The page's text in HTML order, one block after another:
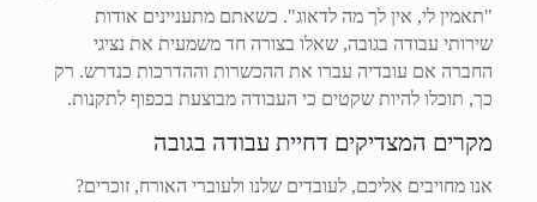
"תאמין לי, אין לך מה לדאוג". כשאתם מתעניינים אודות
שירותי עבודה בגובה, שאלו בצורה חד משמעית את נציגי
החברה אם עובדיה עברו את ההכשרות וההדרכות כנדרש. רק
כך, תוכלו להיות שקטים כי העבודה מבוצעת בכפוף לתקנות.
מקרים המצדיקים דחיית עבודה בגובה
אנו מחויבים אליכם, לעובדים שלנו ולעוברי האורח, זוכרים?